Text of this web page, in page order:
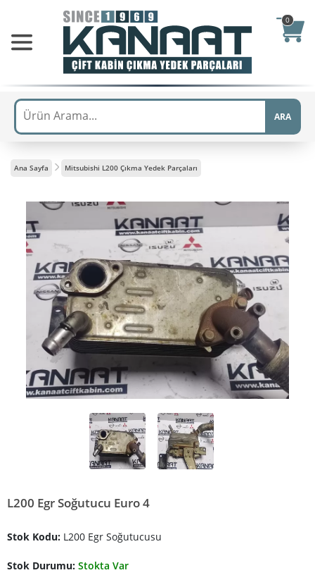
0
ARA
Ana Sayfa Mitsubishi L200 Çıkma Yedek Parçaları
L200 Egr Soğutucu Euro 4
Stok Kodu: L200 Egr Soğutucusu
Stok Durumu: Stokta Var